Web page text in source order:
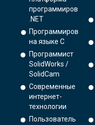
программирования
.NET
Программирование
на языке С
Программист
SolidWorks /
SolidCam
Современные
интернет-
технологии
Пользователь